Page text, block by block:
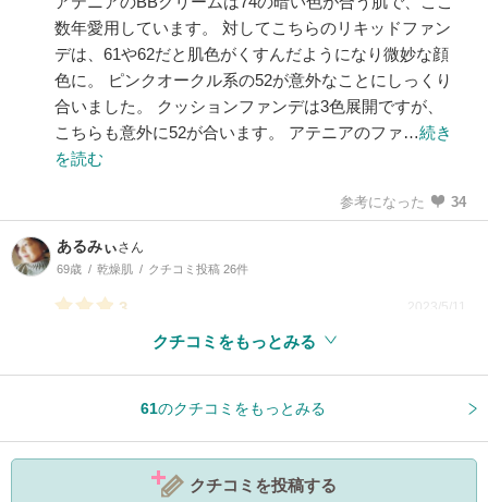
数年愛用しています。 対してこちらのリキッドファン
デは、61や62だと肌色がくすんだようになり微妙な顔
色に。 ピンクオークル系の52が意外なことにしっくり
合いました。 クッションファンデは3色展開ですが、
こちらも意外に52が合います。 アテニアのファ…続き
を読む
参考になった 34
あるみぃさん
69歳 乾燥肌 クチコミ投稿 26件
3 2023/5/11
クチコミをもっとみる
61のクチコミをもっとみる
クチコミを投稿する